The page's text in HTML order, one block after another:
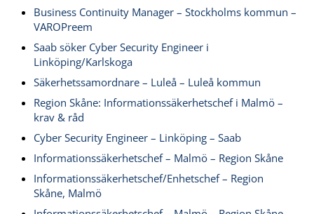
Business Continuity Manager – Stockholms kommun –
VAROPreem
Saab söker Cyber Security Engineer i
Linköping/Karlskoga
Säkerhetssamordnare – Luleå – Luleå kommun
Region Skåne: Informationssäkerhetschef i Malmö –
krav & råd
Cyber Security Engineer – Linköping – Saab
Informationssäkerhetschef – Malmö – Region Skåne
Informationssäkerhetschef/Enhetschef – Region
Skåne, Malmö